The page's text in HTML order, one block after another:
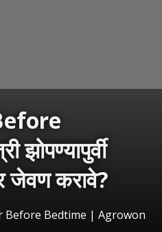
जेवण करावे?
Before Bedtime | Agrowon